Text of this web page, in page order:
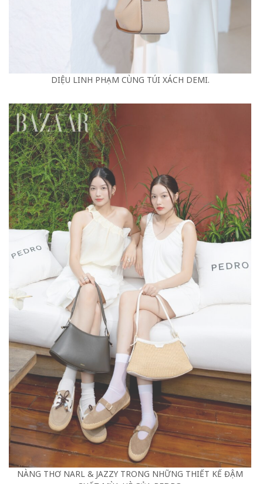
DIỆU LINH PHẠM CÙNG TÚI XÁCH DEMI.
NÀNG THƠ NARL & JAZZY TRONG NHỮNG THIẾT KẾ ĐẬM